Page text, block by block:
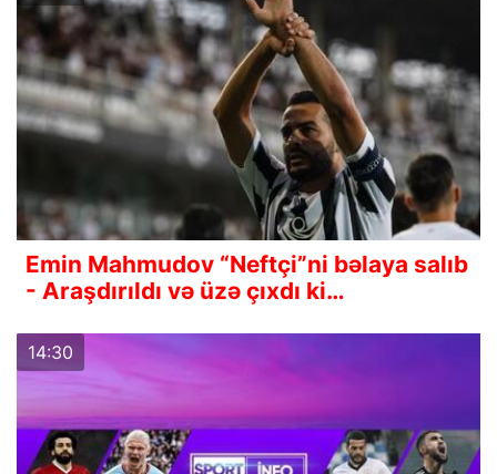
Emin Mahmudov “Neftçi”ni bəlaya salıb
- Araşdırıldı və üzə çıxdı ki…
14:30